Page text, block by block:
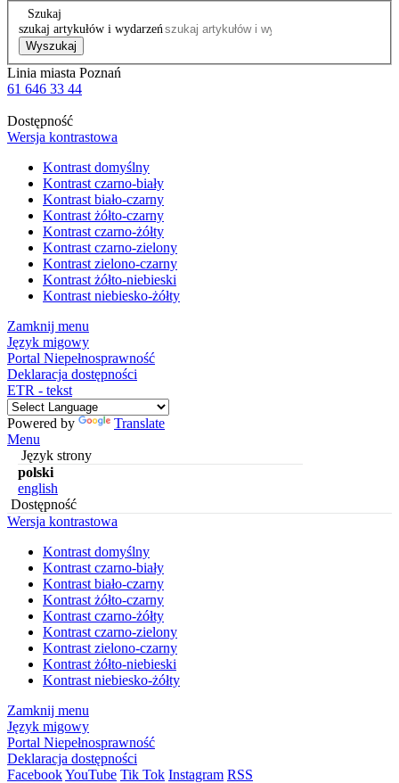
Szukaj
szukaj artykułów i wydarzeń
Wyszukaj
Linia miasta Poznań
61 646 33 44
Dostępność
Wersja kontrastowa
Kontrast domyślny
Kontrast czarno-biały
Kontrast biało-czarny
Kontrast żółto-czarny
Kontrast czarno-żółty
Kontrast czarno-zielony
Kontrast zielono-czarny
Kontrast żółto-niebieski
Kontrast niebiesko-żółty
Zamknij menu
Język migowy
Portal Niepełnosprawność
Deklaracja dostępności
ETR - tekst
Powered by
Translate
Menu
Język strony
polski
english
Dostępność
Wersja kontrastowa
Kontrast domyślny
Kontrast czarno-biały
Kontrast biało-czarny
Kontrast żółto-czarny
Kontrast czarno-żółty
Kontrast czarno-zielony
Kontrast zielono-czarny
Kontrast żółto-niebieski
Kontrast niebiesko-żółty
Zamknij menu
Język migowy
Portal Niepełnosprawność
Deklaracja dostępności
FacebookYouTube Tik Tok Instagram RSS